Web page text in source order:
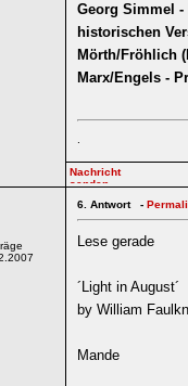
Georg Simmel
historischen
Mörth/Fröhlich
Marx/Engels -
.
6. Antwort -
Lese gerade
´Light in August´
by William
Mande